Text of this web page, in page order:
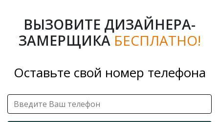
ВЫЗОВИТЕ ДИЗАЙНЕРА-
ЗАМЕРЩИКА БЕСПЛАТНО!
Оставьте свой номер телефона